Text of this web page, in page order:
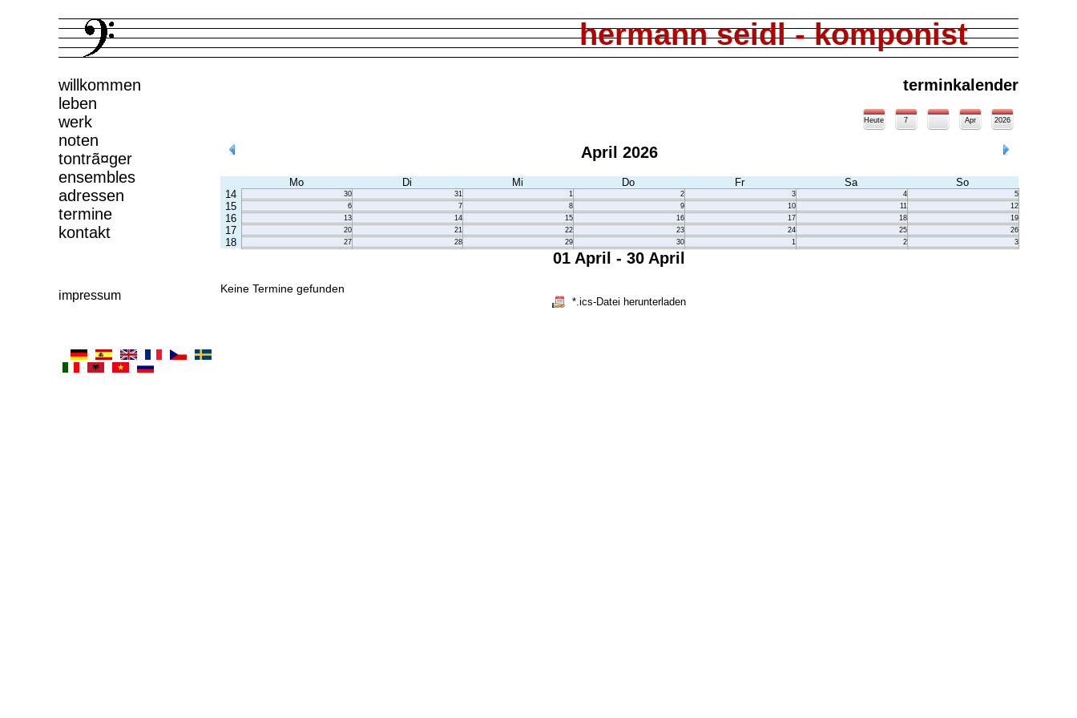
hermann seidl - komponist
willkommen
leben
werk
noten
tontrã¤ger
ensembles
adressen
termine
kontakt
impressum
terminkalender
2026
Apr
7
Heute
April 2026
Mo Di Mi Do Fr Sa
So
14
30 31 1 2 3 4 5
15 6 7 8 9 10 11 12
16 13 14 15 16 17 18 19
17 20 21 22 23 24 25 26
18 27 28 29 30 1 2 3
01 April - 30 April
Keine Termine gefunden
*.ics-Datei herunterladen